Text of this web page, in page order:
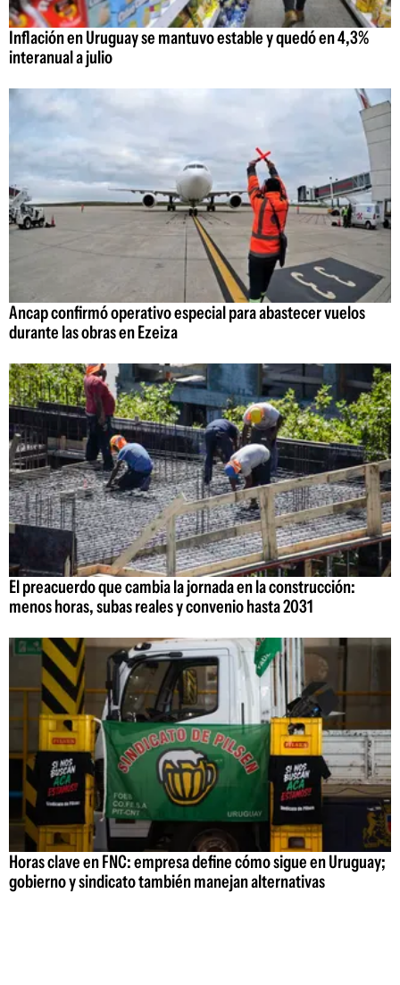
Inflación en Uruguay se mantuvo estable y quedó en 4,3%
interanual a julio
Ancap confirmó operativo especial para abastecer vuelos
durante las obras en Ezeiza
El preacuerdo que cambia la jornada en la construcción:
menos horas, subas reales y convenio hasta 2031
Horas clave en FNC: empresa define cómo sigue en Uruguay;
gobierno y sindicato también manejan alternativas